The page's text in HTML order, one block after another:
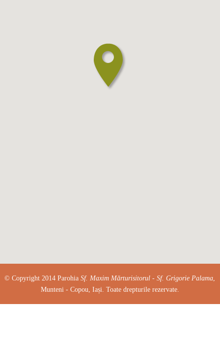
© Copyright 2014 ParohiaSf. Maxim Mărturisitorul - Sf. Grigorie Palama
Munteni - Copou, Iași. Toate drepturile rezervate.